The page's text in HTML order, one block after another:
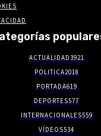
ACTUALIDAD3921
POLITICA2018
PORTADA619
DEPORTES577
INTERNACIONALES559
VÍDEOS534